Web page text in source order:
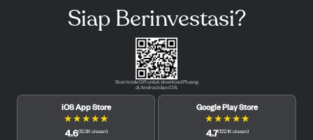
Siap Berinvestasi?
Scan kode QR untuk download Pluang
di Android dan iOS.
iOS App Store
★★★★★
4.6(12.3Kulasan)
Google Play Store
★★★★★
4.7(122.1Kulasan)